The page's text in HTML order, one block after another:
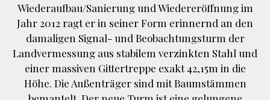
Wiederaufbau/Sanierung und Wiedereröffnung im
Jahr 2012 ragt er in seiner Form erinnernd an den
damaligen Signal- und Beobachtungsturm der
Landvermessung aus stabilem verzinkten Stahl und
einer massiven Gittertreppe exakt 42,15m in die
Höhe. Die Außenträger sind mit Baumstämmen